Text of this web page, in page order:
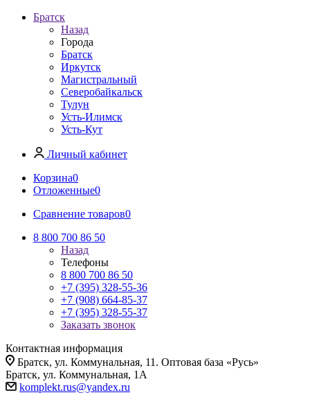
Братск
Назад
Города
Братск
Иркутск
Магистральный
Северобайкальск
Тулун
Усть-Илимск
Усть-Кут
Личный кабинет
Корзина0
Отложенные0
Сравнение товаров0
8 800 700 86 50
Назад
Телефоны
8 800 700 86 50
+7 (395) 328-55-36
+7 (908) 664-85-37
+7 (395) 328-55-37
Заказать звонок
Контактная информация
Братск, ул. Коммунальная, 11. Оптовая база «Русь»
Братск, ул. Коммунальная, 1А
komplekt.rus@yandex.ru